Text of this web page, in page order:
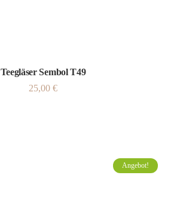
Teegläser Sembol T49
25,00 €
Angebot!